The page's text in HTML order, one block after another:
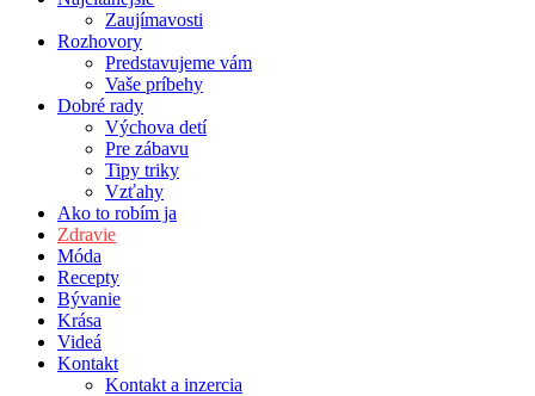
Zaujímavosti
Rozhovory
Predstavujeme vám
Vaše príbehy
Dobré rady
Výchova detí
Pre zábavu
Tipy triky
Vzťahy
Ako to robím ja
Zdravie
Móda
Recepty
Bývanie
Krása
Videá
Kontakt
Kontakt a inzercia